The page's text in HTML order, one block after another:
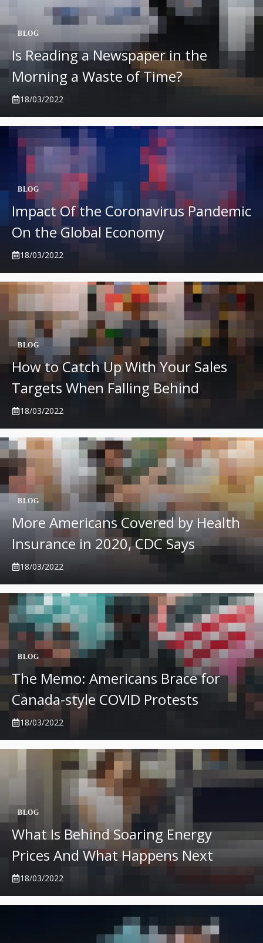
BLOG
Is Reading a Newspaper in the
Morning a Waste of Time?
18/03/2022
BLOG
Impact Of the Coronavirus Pandemic
On the Global Economy
18/03/2022
BLOG
How to Catch Up With Your Sales
Targets When Falling Behind
18/03/2022
BLOG
More Americans Covered by Health
Insurance in 2020, CDC Says
18/03/2022
BLOG
The Memo: Americans Brace for
Canada-style COVID Protests
18/03/2022
BLOG
What Is Behind Soaring Energy
Prices And What Happens Next
18/03/2022